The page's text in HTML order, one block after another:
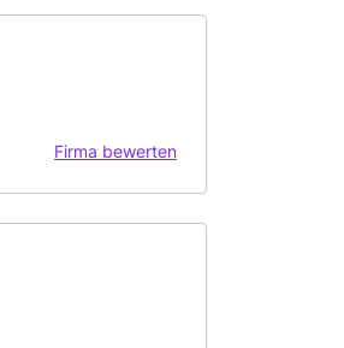
Firma bewerten